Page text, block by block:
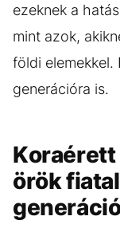
ezeknek a
mint azok,
földi elemekkel.
generációra is.
örök